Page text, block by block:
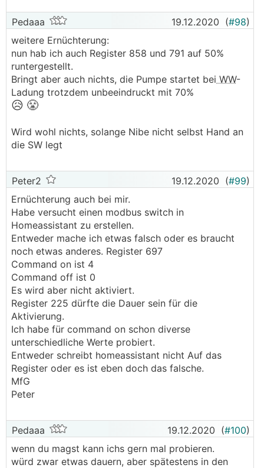
Pedaaa 19.12.2020 (#98)
weitere Ernüchterung:
nun hab ich auch Register 858 und 791 auf 50%
runtergestellt.
Bringt aber auch nichts, die Pumpe startet bei WW-
Ladung trotzdem unbeeindruckt mit 70%
😥 😤
Wird wohl nichts, solange Nibe nicht selbst Hand an
die SW legt
Peter2 19.12.2020 (#99)
Ernüchterung auch bei mir.
Habe versucht einen modbus switch in
Homeassistant zu erstellen.
Entweder mache ich etwas falsch oder es braucht
noch etwas anderes. Register 697
Command on ist 4
Command off ist 0
Es wird aber nicht aktiviert.
Register 225 dürfte die Dauer sein für die
Aktivierung.
Ich habe für command on schon diverse
unterschiedliche Werte probiert.
Entweder schreibt homeassistant nicht Auf das
Register oder es ist eben doch das falsche.
MfG
Peter
Pedaaa 19.12.2020 (#100)
wenn du magst kann ichs gern mal probieren.
würd zwar etwas dauern, aber spätestens in den